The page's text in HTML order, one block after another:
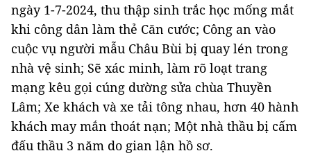
ngày 1-7-2024, thu thập sinh trắc học mống mắt
khi công dân làm thẻ Căn cước; Công an vào
cuộc vụ người mẫu Châu Bùi bị quay lén trong
nhà vệ sinh; Sẽ xác minh, làm rõ loạt trang
mạng kêu gọi cúng dường sửa chùa Thuyền
Lâm; Xe khách và xe tải tông nhau, hơn 40 hành
khách may mắn thoát nạn; Một nhà thầu bị cấm
đấu thầu 3 năm do gian lận hồ sơ.